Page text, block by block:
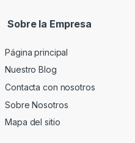
Sobre la Empresa
Página principal
Nuestro Blog
Contacta con nosotros
Sobre Nosotros
Mapa del sitio